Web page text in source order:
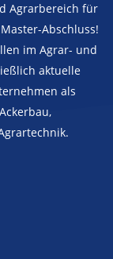
Agrarbereich für
Abschluss!
im Agrar- und
aktuelle
als